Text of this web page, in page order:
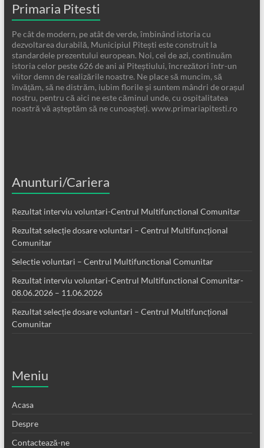
Primaria Pitesti
Pe cât de modern, pe atât de verde, îmbinând istoria cu
dezvoltarea durabilă, Municipiul Pitești este construit la
standardele prezentului european. Noi, cei de azi, continuăm
istoria celor peste 626 de ani ai Piteștiului, încrezători într-un
viitor demn de realizările noastre. Ne place să muncim, să
învățăm, să ne distrăm, iubim florile și suntem mândri de orașul
nostru, pentru că aici ne este căminul unde, cu ospitalitatea
noastră vă așteptăm să ne cunoașteți. www.primariapitesti.ro
Anunturi/Cariera
Rezultat interviu voluntari-Centrul Multifunctional Comunitar
Rezultat selecție dosare voluntari – Centrul Multifuncțional
Comunitar
Selectie voluntari – Centrul Multifunctional Comunitar
Rezultat interviu voluntari-Centrul Multifunctional Comunitar-
08.06.2026 – 11.06.2026
Rezultat selecție dosare voluntari – Centrul Multifuncțional
Comunitar
Meniu
Acasa
Despre
Contactează-ne